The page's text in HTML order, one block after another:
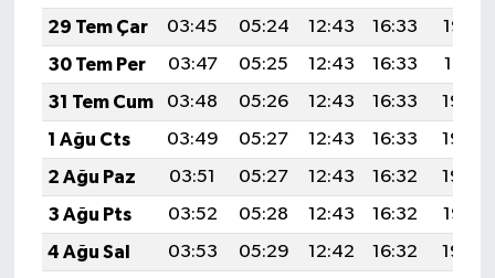
29 Tem Çar
03:45 05:24 12:43 16:33
19:52
30 Tem Per
03:47 05:25 12:43 16:33
19:51
31 Tem Cum
03:48 05:26 12:43 16:33
19:50
1 Ağu Cts
03:49 05:27 12:43 16:33
19:49
2 Ağu Paz
03:51 05:27 12:43 16:32
19:48
3 Ağu Pts
03:52 05:28 12:43 16:32
19:47
4 Ağu Sal
03:53 05:29 12:42 16:32
19:46
KİTAP
HEDEF2020
OTOMOBİL
MİZAH
TARİH